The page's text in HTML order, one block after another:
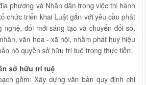
phương và Nhân dân trong việc thi hành
chức triển khai Luật gắn với yêu cầu phát
nghệ, đổi mới sáng tạo và chuyển đổi số,
văn hóa - xã hội, nhằm phát huy hiệu
hộ quyền sở hữu trí tuệ trong thực tiễn.
sở hữu trí tuệ
gồm: Xây dựng văn bản quy định chi